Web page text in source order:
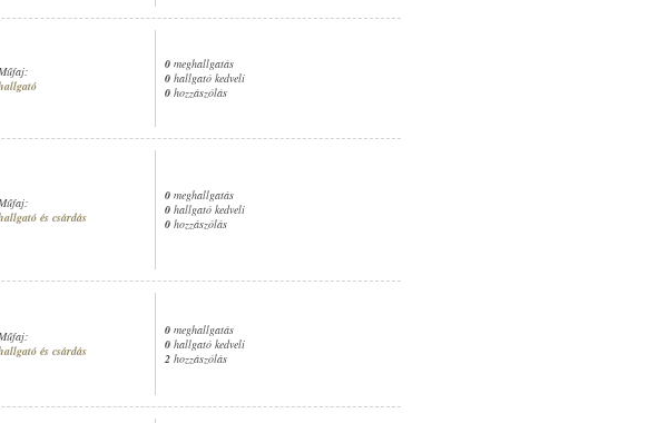
0 meghallgatás
0 hallgató kedveli
0 hozzászólás
és csárdás
0 meghallgatás
0 hallgató kedveli
0 hozzászólás
és csárdás
0 meghallgatás
0 hallgató kedveli
2 hozzászólás